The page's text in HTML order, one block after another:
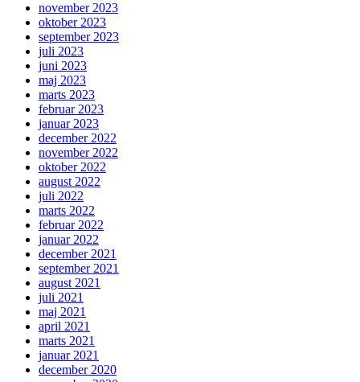
november 2023
oktober 2023
september 2023
juli 2023
juni 2023
maj 2023
marts 2023
februar 2023
januar 2023
december 2022
november 2022
oktober 2022
august 2022
juli 2022
marts 2022
februar 2022
januar 2022
december 2021
september 2021
august 2021
juli 2021
maj 2021
april 2021
marts 2021
januar 2021
december 2020